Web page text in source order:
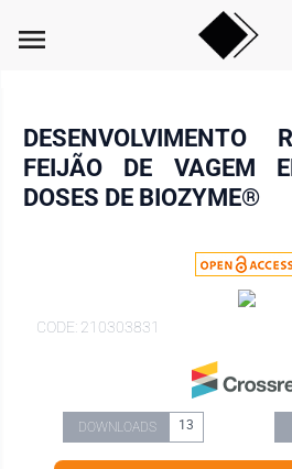
menu
DESENVOLVIMENTO
FEIJÃO DE VAGEM
DOSES DE BIOZYME®
CODE: 210303831
DOWNLOADS 13